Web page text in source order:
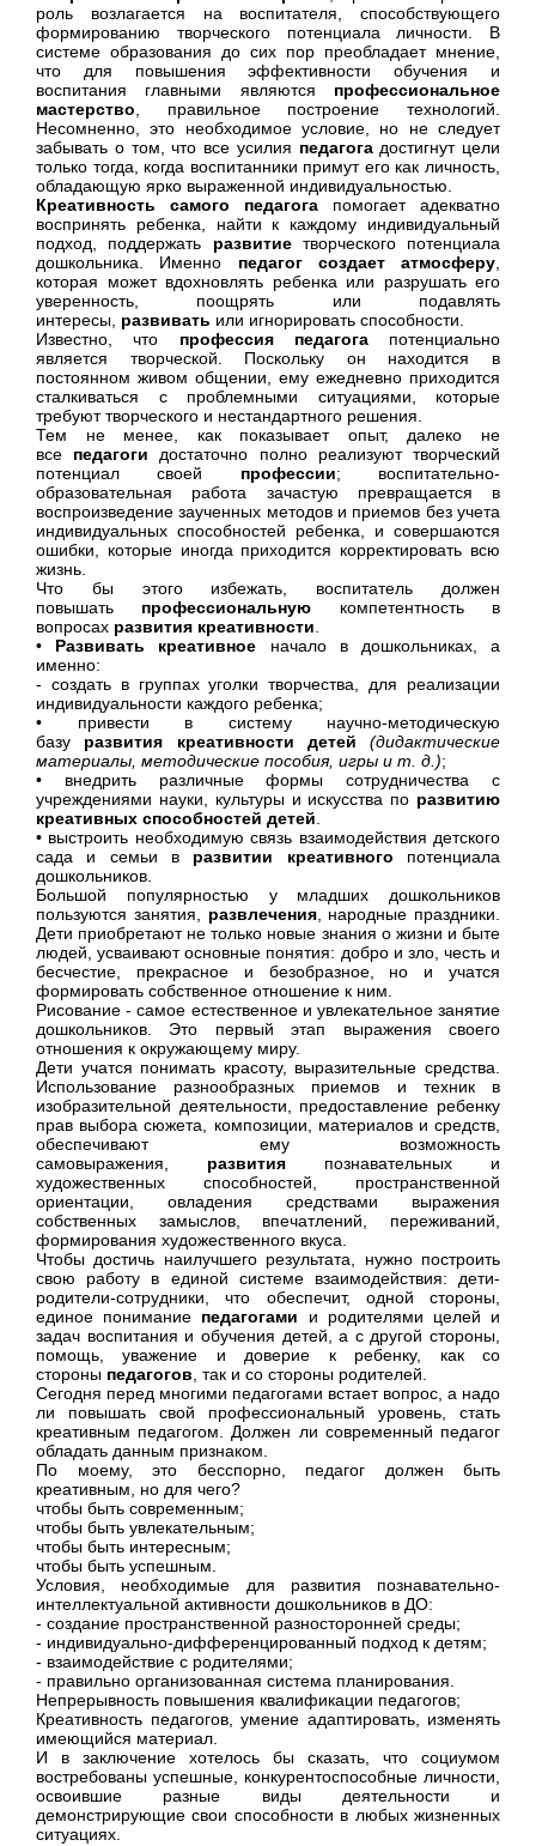
роль возлагается на воспитателя, способствующего
формированию творческого потенциала личности. В
системе образования до сих пор преобладает мнение,
что для повышения эффективности обучения и
воспитания главными являются профессиональное
мастерство, правильное построение технологий.
Несомненно, это необходимое условие, но не следует
забывать о том, что все усилия педагогадостигнут цели
только тогда, когда воспитанники примут его как личность,
обладающую ярко выраженной индивидуальностью.
Креативность самого педагога помогает адекватно
воспринять ребенка, найти к каждому индивидуальный
подход, поддержать развитиетворческого потенциала
дошкольника. Именно педагог создает атмосферу,
которая может вдохновлять ребенка или разрушать его
уверенность, поощрять или подавлять
интересы, развивать или игнорировать способности.
Известно, что профессия педагогапотенциально
является творческой. Поскольку он находится в
постоянном живом общении, ему ежедневно приходится
сталкиваться с проблемными ситуациями, которые
требуют творческого и нестандартного решения.
Тем не менее, как показывает опыт, далеко не
все педагоги достаточно полно реализуют творческий
потенциал своей профессии; воспитательно-
образовательная работа зачастую превращается в
воспроизведение заученных методов и приемов без учета
индивидуальных способностей ребенка, и совершаются
ошибки, которые иногда приходится корректировать всю
жизнь.
Что бы этого избежать, воспитатель должен
повышать профессиональную компетентность в
вопросах развития креативности.
• Развивать креативное начало в дошкольниках,а
именно:
- создать в группах уголки творчества, для реализации
индивидуальности каждого ребенка;
• привести в систему научно-методическую
базу развития креативности детей (дидактические
материалы, методические пособия, игры и т. д.);
• внедрить различные формы сотрудничества с
учреждениями науки, культуры и искусства по развитию
креативных способностей детей.
• выстроить необходимую связь взаимодействия детского
сада и семьи в развитии креативного потенциала
дошкольников.
Большой популярностью у младших дошкольников
пользуются занятия, развлечения, народные праздники.
Дети приобретают не только новые знания о жизни и быте
людей,усваивают основные понятия: добро и зло, честь и
бесчестие, прекрасное и безобразное, но и учатся
формировать собственное отношение к ним.
Рисование - самое естественное и увлекательное занятие
дошкольников. Это первый этап выражения своего
отношения к окружающему миру.
Дети учатся понимать красоту, выразительные средства.
Использование разнообразных приемов и техник в
изобразительной деятельности, предоставление ребенку
прав выбора сюжета, композиции, материалов и средств,
обеспечивают ему возможность
самовыражения, развития познавательных и
художественных способностей, пространственной
ориентации, овладения средствами выражения
собственных замыслов, впечатлений, переживаний,
формирования художественного вкуса.
Чтобы достичь наилучшего результата, нужно построить
свою работу в единой системе взаимодействия: дети-
родители-сотрудники, что обеспечит, одной стороны,
единое понимание педагогами и родителями целей и
задач воспитания и обучения детей, а с другой стороны,
помощь, уважение и доверие к ребенку, как со
стороны педагогов, так и со стороны родителей.
Сегодня перед многими педагогами встает вопрос, а надо
ли повышать свой профессиональный уровень, стать
креативным педагогом. Должен ли современный педагог
обладать данным признаком.
По моему, это бесспорно, педагог должен быть
креативным, но для чего?
чтобы быть современным;
чтобы быть увлекательным;
чтобы быть интересным;
чтобы быть успешным.
Условия, необходимые для развития познавательно-
интеллектуальной активности дошкольников в ДО:
- создание пространственной разносторонней среды;
- индивидуально-дифференцированный подход к детям;
- взаимодействие с родителями;
- правильно организованная система планирования.
Непрерывность повышения квалификации педагогов;
Креативность педагогов, умение адаптировать, изменять
имеющийся материал.
И в заключение хотелось бы сказать, что социумом
востребованы успешные, конкурентоспособные личности,
освоившие разные виды деятельности и
демонстрирующие свои способности в любых жизненных
ситуациях.